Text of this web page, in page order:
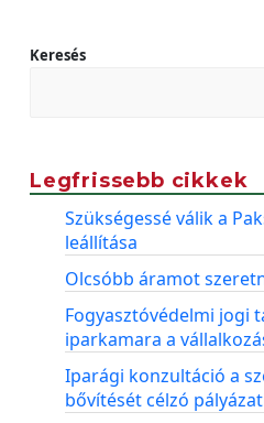
Keresés
Legfrissebb cikkek
Szükségessé válik a
leállítása
Olcsóbb áramot
Fogyasztóvédelmi jogi
iparkamara a
Iparági konzultáció a
bővítését célzó